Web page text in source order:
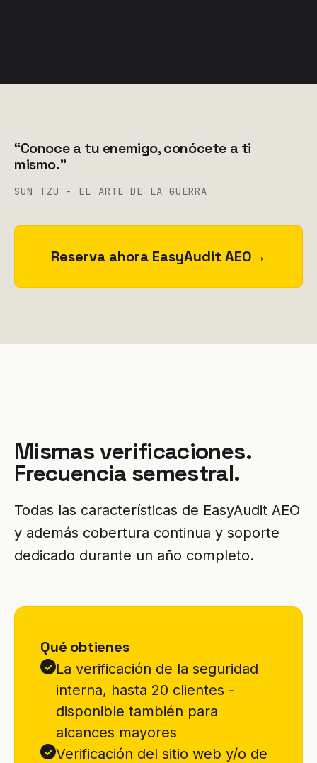
“Conoce a tu enemigo, conócete a ti
mismo.”
SUN TZU - EL ARTE DE LA GUERRA
Reserva ahora EasyAudit AEO→
Mismas verificaciones.
Frecuencia semestral.
Todas las características de EasyAudit AEO
y además cobertura continua y soporte
dedicado durante un año completo.
Qué obtienes
✓ La verificación de la seguridad
interna, hasta 20 clientes -
disponible también para
alcances mayores
✓ Verificación del sitio web y/o de